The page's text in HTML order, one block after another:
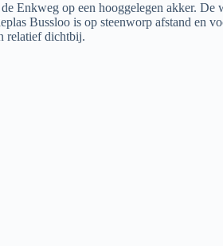
Enkweg op een hooggelegen akker.
Bussloo is op steenworp afstand en
relatief dichtbij.